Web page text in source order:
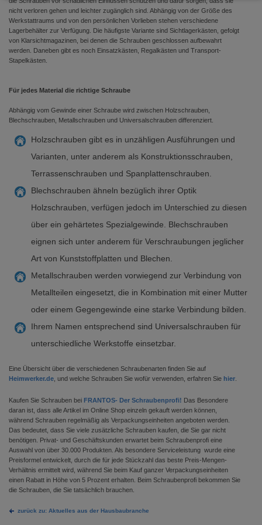
nicht verloren gehen und leichter zugänglich sind. Abhängig von der Größe des
Werkstattraums und von den persönlichen Vorlieben stehen verschiedene
Lagerbehälter zur Verfügung. Die häufigste Variante sind Sichtlagerkästen, gefolgt
von Klarsichtmagazinen, bei denen die Schrauben geschlossen aufbewahrt
werden. Daneben gibt es noch Einsatzkästen, Regalkästen und Transport-
Stapelkästen.
Für jedes Material die richtige Schraube
Abhängig vom Gewinde einer Schraube wird zwischen Holzschrauben,
Blechschrauben, Metallschrauben und Universalschrauben differenziert.
Holzschrauben gibt es in unzähligen Ausführungen und
Varianten, unter anderem als Konstruktionsschrauben,
Terrassenschrauben und Spanplattenschrauben.
Blechschrauben ähneln bezüglich ihrer Optik
Holzschrauben, verfügen jedoch im Unterschied zu diesen
über ein gehärtetes Spezialgewinde. Blechschrauben
eignen sich unter anderem für Verschraubungen jeglicher
Art von Kunststoffplatten und Blechen.
Metallschrauben werden vorwiegend zur Verbindung von
Metallteilen eingesetzt, die in Kombination mit einer Mutter
oder einem Gegengewinde eine starke Verbindung bilden.
Ihrem Namen entsprechend sind Universalschrauben für
unterschiedliche Werkstoffe einsetzbar.
Eine Übersicht über die verschiedenen Schraubenarten finden Sie auf
Heimwerker.de , und welche Schrauben Sie wofür verwenden, erfahren Sie hier
Kaufen Sie Schrauben bei FRANTOS- Der Schraubenprofi! Das Besondere
daran ist, dass alle Artikel im Online Shop einzeln gekauft werden können,
während Schrauben regelmäßig als Verpackungseinheiten angeboten werden.
Das bedeutet, dass Sie viele zusätzliche Schrauben kaufen, die Sie gar nicht
benötigen. Privat- und Geschäftskunden erwartet beim Schraubenprofi eine
Auswahl von über 30.000 Produkten. Als besondere Serviceleistung wurde eine
Preisformel entwickelt, durch die für jede Stückzahl das beste Preis-Mengen-
Verhältnis ermittelt wird, während Sie beim Kauf ganzer Verpackungseinheiten
einen Rabatt in Höhe von 5 Prozent erhalten. Beim Schraubenprofi bekommen Sie
die Schrauben, die Sie tatsächlich brauchen.
zurück zu: Aktuelles aus der Hausbaubranche